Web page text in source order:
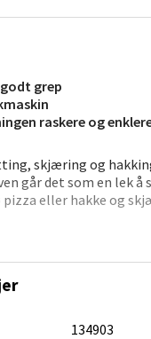
grep
raskere og
skjæring og
går det som en lek å
eller hakke og
til en fornøyelse å
for å holde kniven skarp.
134903
Senter
8514 Narvik
18